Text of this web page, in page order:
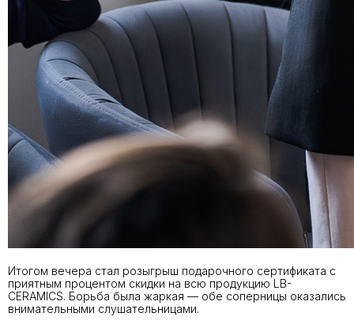
Итогом вечера стал розыгрыш подарочного сертификата с
приятным процентом скидки на всю продукцию LB-
CERAMICS. Борьба была жаркая — обе соперницы оказались
внимательными слушательницами.